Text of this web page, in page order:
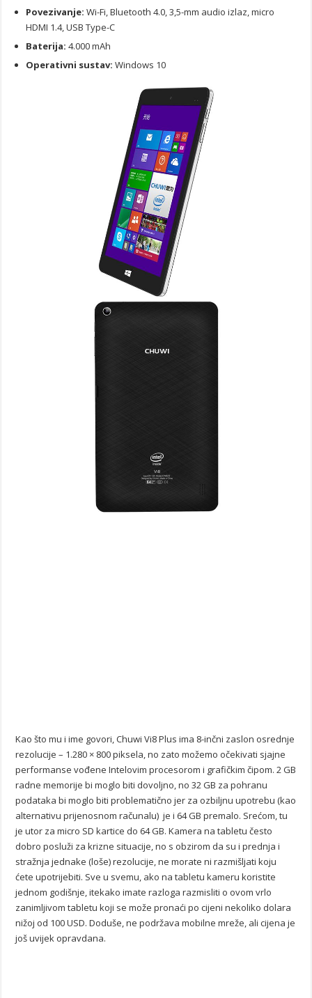
Povezivanje: Wi-Fi, Bluetooth 4.0, 3,5-mm audio izlaz, micro
HDMI 1.4, USB Type-C
Baterija: 4.000 mAh
Operativni sustav: Windows 10
Kao što mu i ime govori, Chuwi Vi8 Plus ima 8-inčni zaslon osrednje
rezolucije – 1.280 × 800 piksela, no zato možemo očekivati sjajne
performanse vođene Intelovim procesorom i grafičkim čipom. 2 GB
radne memorije bi moglo biti dovoljno, no 32 GB za pohranu
podataka bi moglo biti problematično jer za ozbiljnu upotrebu (kao
alternativu prijenosnom računalu) je i 64 GB premalo. Srećom, tu
je utor za micro SD kartice do 64 GB. Kamera na tabletu često
dobro posluži za krizne situacije, no s obzirom da su i prednja i
stražnja jednake (loše) rezolucije, ne morate ni razmišljati koju
ćete upotrijebiti. Sve u svemu, ako na tabletu kameru koristite
jednom godišnje, itekako imate razloga razmisliti o ovom vrlo
zanimljivom tabletu koji se može pronaći po cijeni nekoliko dolara
nižoj od 100 USD. Doduše, ne podržava mobilne mreže, ali cijena je
još uvijek opravdana.